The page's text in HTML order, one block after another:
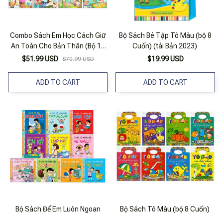
Combo Sách Em Học Cách Giữ
An Toàn Cho Bản Thân (Bộ 10
Cuốn)
$51.99 USD $70.99 USD
ADD TO CART
Bộ Sách Bé Tập Tô Màu (bộ 8
Cuốn) (tái Bản 2023)
$19.99 USD
ADD TO CART
Bộ Sách Để Em Luôn Ngoan
Bộ Sách Tô Màu (bộ 8 Cuốn)